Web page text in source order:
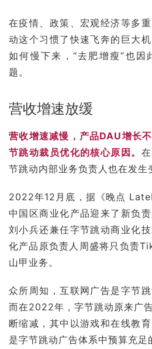
在疫情、政策、 宏观经济等多
动这个习惯了快速飞奔的巨大
如何慢下来，“去肥增瘦”也因
题。
营收增速放缓
营收增速减慢，产品DAU增长
节跳动裁员优化的核心原因。
节跳动内部业务负责人也在发生
2022年12月底，据《晚点
中国区商业化产品迎来了新负
刘小兵还兼任字节跳动商业化
化产品原负责人周盛将只负责
山甲业务。
众所周知，互联网广告是字节
而在2022年，字节跳动原来广
断缩减，其中以游戏和在线教
是字节跳动广告体系中预算充